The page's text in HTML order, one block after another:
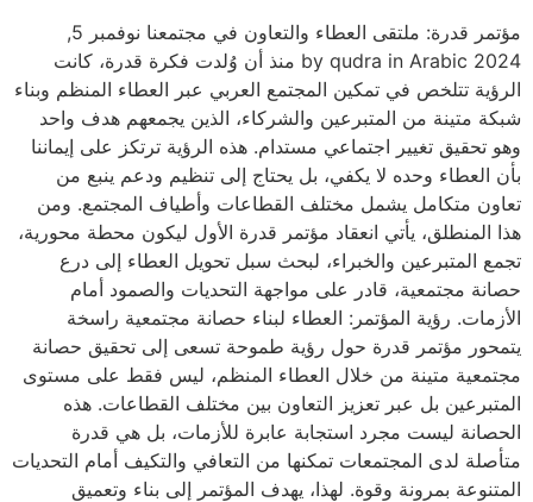
مؤتمر قدرة: ملتقى العطاء والتعاون في مجتمعنا نوفمبر 5,
2024 by qudra in Arabic منذ أن وُلدت فكرة قدرة، كانت
الرؤية تتلخص في تمكين المجتمع العربي عبر العطاء المنظم وبناء
شبكة متينة من المتبرعين والشركاء، الذين يجمعهم هدف واحد
وهو تحقيق تغيير اجتماعي مستدام. هذه الرؤية ترتكز على إيماننا
بأن العطاء وحده لا يكفي، بل يحتاج إلى تنظيم ودعم ينبع من
تعاون متكامل يشمل مختلف القطاعات وأطياف المجتمع. ومن
هذا المنطلق، يأتي انعقاد مؤتمر قدرة الأول ليكون محطة محورية،
تجمع المتبرعين والخبراء، لبحث سبل تحويل العطاء إلى درع
حصانة مجتمعية، قادر على مواجهة التحديات والصمود أمام
الأزمات. رؤية المؤتمر: العطاء لبناء حصانة مجتمعية راسخة
يتمحور مؤتمر قدرة حول رؤية طموحة تسعى إلى تحقيق حصانة
مجتمعية متينة من خلال العطاء المنظم، ليس فقط على مستوى
المتبرعين بل عبر تعزيز التعاون بين مختلف القطاعات. هذه
الحصانة ليست مجرد استجابة عابرة للأزمات، بل هي قدرة
متأصلة لدى المجتمعات تمكنها من التعافي والتكيف أمام التحديات
المتنوعة بمرونة وقوة. لهذا، يهدف المؤتمر إلى بناء وتعميق